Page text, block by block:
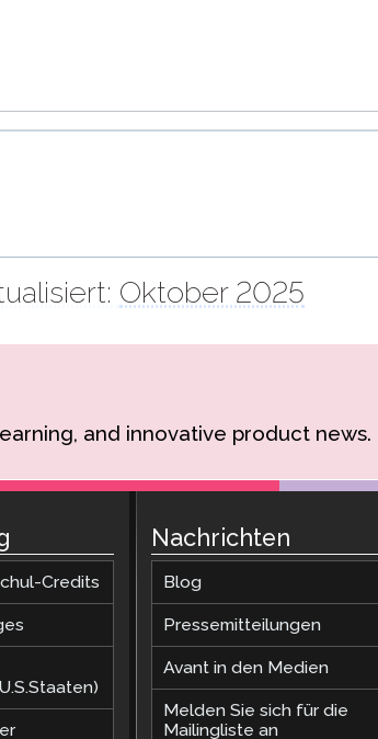
Oktober 2025
and innovative product news.
Credits
Nachrichten
Blog
Pressemitteilungen
Avant in den Medien
Melden Sie sich für die
Mailingliste an